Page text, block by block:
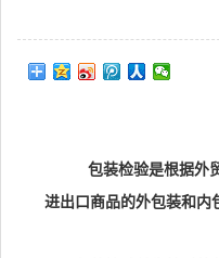
包装检验是根据外
进出口商品的外包装和内